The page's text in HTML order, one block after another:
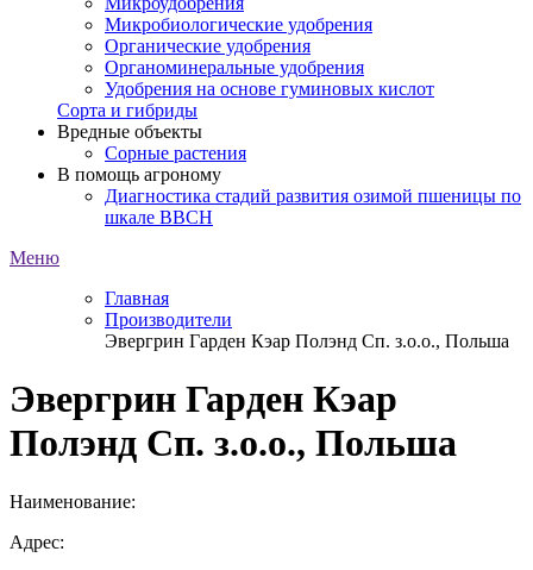
Микробиологические удобрения
Органические удобрения
Органоминеральные удобрения
Удобрения на основе гуминовых кислот
Сорта и гибриды
Вредные объекты
Сорные растения
В помощь агроному
Диагностика стадий развития озимой пшеницы по
шкале ВВСН
Меню
Главная
Производители
Эвергрин Гарден Кэар Полэнд Сп. з.о.о., Польша
Эвергрин Гарден Кэар
Полэнд Сп. з.о.о., Польша
Наименование:
Адрес: